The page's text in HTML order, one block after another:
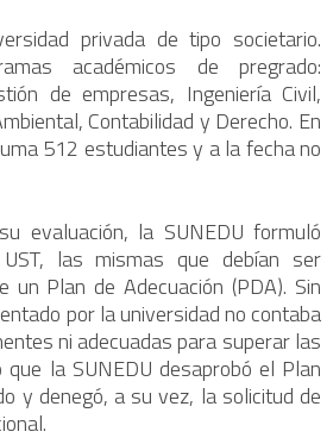
privada de tipo societario.
académicos de pregrado:
de empresas, Ingeniería Civil,
Contabilidad y Derecho. En
512 estudiantes y a la fecha no
evaluación, la SUNEDU formuló
las mismas que debían ser
Plan de Adecuación (PDA). Sin
por la universidad no contaba
ni adecuadas para superar las
la SUNEDU desaprobó el Plan
y denegó, a su vez, la solicitud de